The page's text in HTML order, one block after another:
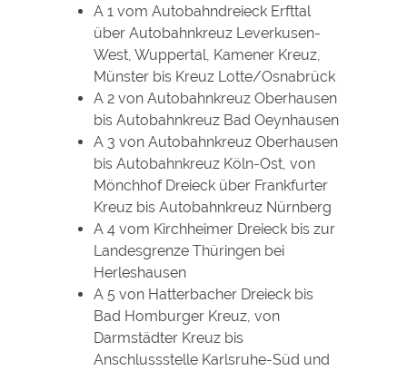
A 1 vom Autobahndreieck Erfttal
über Autobahnkreuz Leverkusen-
West, Wuppertal, Kamener Kreuz,
Münster bis Kreuz Lotte/Osnabrück
A 2 von Autobahnkreuz Oberhausen
bis Autobahnkreuz Bad Oeynhausen
A 3 von Autobahnkreuz Oberhausen
bis Autobahnkreuz Köln-Ost, von
Mönchhof Dreieck über Frankfurter
Kreuz bis Autobahnkreuz Nürnberg
A 4 vom Kirchheimer Dreieck bis zur
Landesgrenze Thüringen bei
Herleshausen
A 5 von Hatterbacher Dreieck bis
Bad Homburger Kreuz, von
Darmstädter Kreuz bis
Anschlussstelle Karlsruhe-Süd und